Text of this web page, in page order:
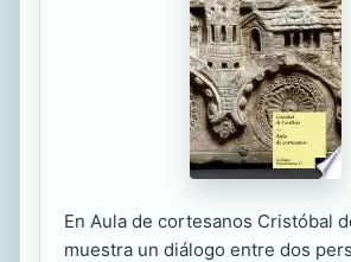
En Aula de cortesanos Cristóbal
muestra un diálogo entre dos